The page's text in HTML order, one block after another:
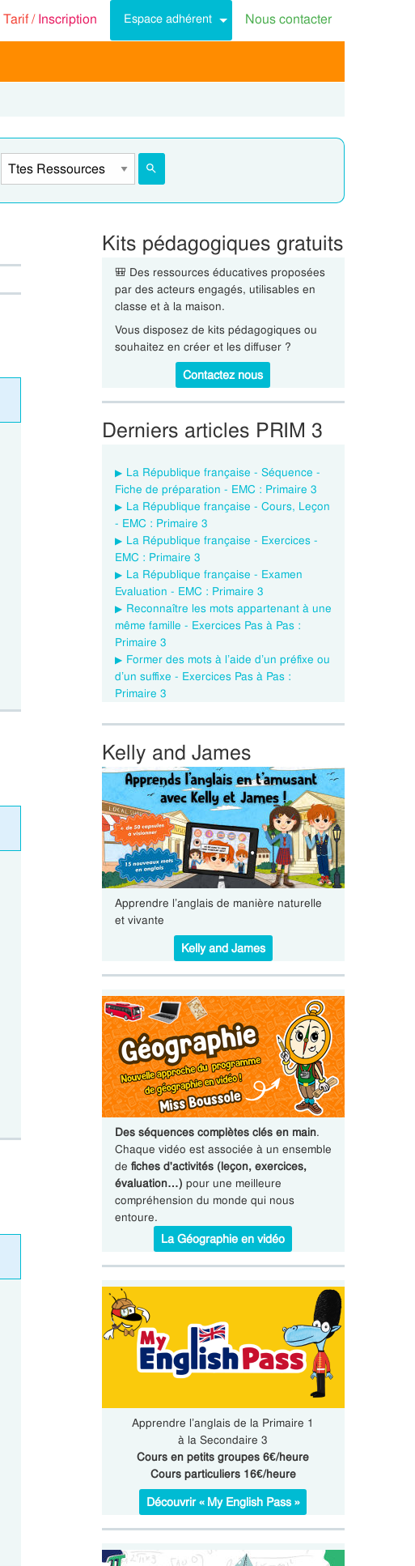
Tarif /Inscription Espace adhérent Nous contacter
Kits pédagogiques gratuits
🎒 Des ressources éducatives proposées
par des acteurs engagés, utilisables en
classe et à la maison.
Vous disposez de kits pédagogiques ou
souhaitez en créer et les diffuser ?
Contactez nous
Derniers articles PRIM 3
La République française - Séquence -
Fiche de préparation - EMC : Primaire 3
La République française - Cours, Leçon
- EMC : Primaire 3
La République française - Exercices -
EMC : Primaire 3
La République française - Examen
Evaluation - EMC : Primaire 3
Reconnaître les mots appartenant à une
même famille - Exercices Pas à Pas :
Primaire 3
Former des mots à l’aide d’un préfixe ou
d’un suffixe - Exercices Pas à Pas :
Primaire 3
Kelly and James
Apprendre l’anglais de manière naturelle
et vivante
Kelly and James
Des séquences complètes clés en main.
Chaque vidéo est associée à un ensemble
de fiches d'activités (leçon, exercices,
évaluation…) pour une meilleure
compréhension du monde qui nous
entoure.
La Géographie en vidéo
Apprendre l’anglais de la Primaire 1
à la Secondaire 3
Cours en petits groupes 6€/heure
Cours particuliers 16€/heure
Découvrir « My English Pass »